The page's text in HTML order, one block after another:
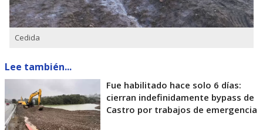
Cedida
Lee también...
Fue habilitado hace solo 6 días:
cierran indefinidamente bypass de
Castro por trabajos de emergencia